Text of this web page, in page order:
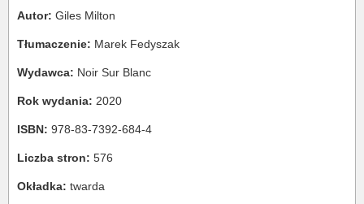
Autor: Giles Milton
Tłumaczenie: Marek Fedyszak
Wydawca: Noir Sur Blanc
Rok wydania: 2020
ISBN: 978-83-7392-684-4
Liczba stron: 576
Okładka: twarda